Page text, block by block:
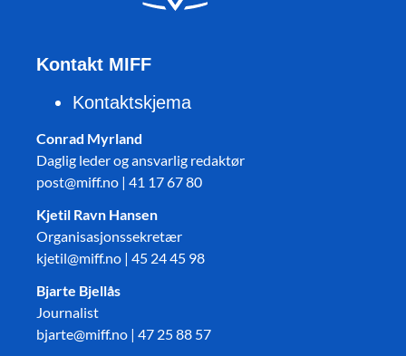
Kontakt MIFF
Kontaktskjema
Conrad Myrland
Daglig leder og ansvarlig redaktør
post@miff.no | 41 17 67 80
Kjetil Ravn Hansen
Organisasjonssekretær
kjetil@miff.no | 45 24 45 98
Bjarte Bjellås
Journalist
bjarte@miff.no | 47 25 88 57